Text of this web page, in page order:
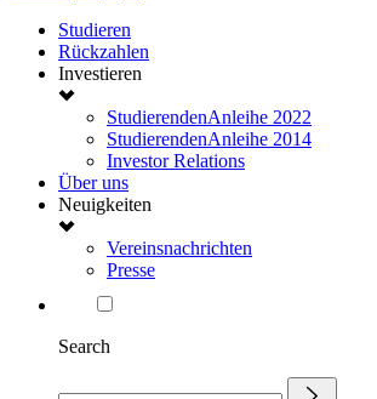
Studieren
Rückzahlen
Investieren
StudierendenAnleihe 2022
StudierendenAnleihe 2014
Investor Relations
Über uns
Neuigkeiten
Vereinsnachrichten
Presse
Search